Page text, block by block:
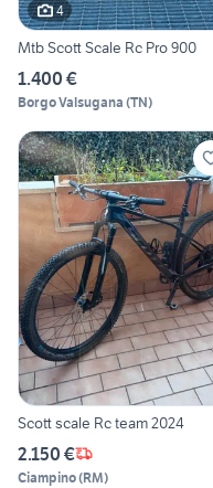
4
Mtb Scott Scale Rc Pro 900
1.400 €
Borgo Valsugana (TN)
Scott scale Rc team 2024
2.150 €
Ciampino(RM)